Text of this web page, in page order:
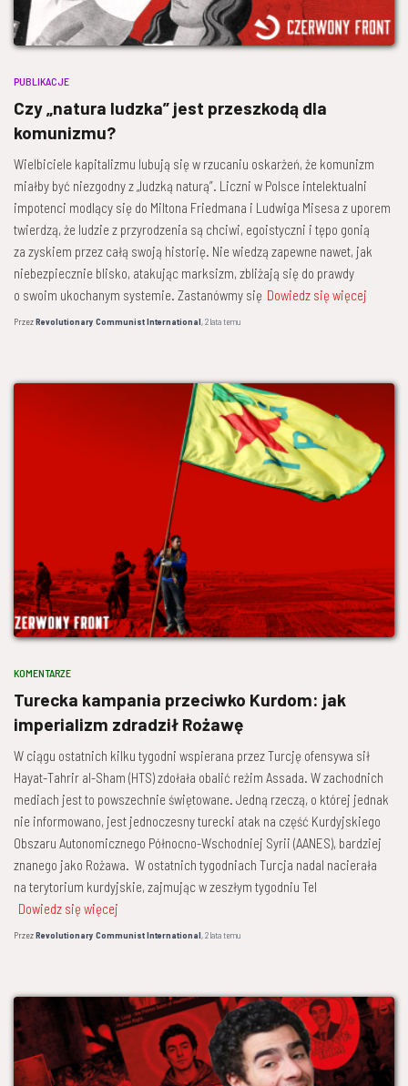
PUBLIKACJE
Czy „natura ludzka” jest przeszkodą dla
komunizmu?
Wielbiciele kapitalizmu lubują się w rzucaniu oskarżeń, że komunizm
miałby być niezgodny z „ludzką naturą”. Liczni w Polsce intelektualni
impotenci modlący się do Miltona Friedmana i Ludwiga Misesa z uporem
twierdzą, że ludzie z przyrodzenia są chciwi, egoistyczni i tępo gonią
za zyskiem przez całą swoją historię. Nie wiedzą zapewne nawet, jak
niebezpiecznie blisko, atakując marksizm, zbliżają się do prawdy
o swoim ukochanym systemie. Zastanówmy się Dowiedz się więcej
PrzezRevolutionary Communist International,2 latatemu
KOMENTARZE
Turecka kampania przeciwko Kurdom: jak
imperializm zdradził Rożawę
W ciągu ostatnich kilku tygodni wspierana przez Turcję ofensywa sił
Hayat-Tahrir al-Sham (HTS) zdołała obalić reżim Assada. W zachodnich
mediach jest to powszechnie świętowane. Jedną rzeczą, o której jednak
nie informowano, jest jednoczesny turecki atak na część Kurdyjskiego
Obszaru Autonomicznego Północno-Wschodniej Syrii (AANES), bardziej
znanego jako Rożawa. W ostatnich tygodniach Turcja nadal nacierała
na terytorium kurdyjskie, zajmując w zeszłym tygodniu Tel
Dowiedz się więcej
PrzezRevolutionary Communist International,2 latatemu